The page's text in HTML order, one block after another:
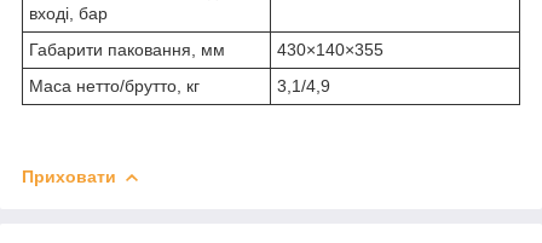
вході, бар
Габарити паковання, мм
430×140×355
Маса нетто/брутто, кг
3,1/4,9
Приховати